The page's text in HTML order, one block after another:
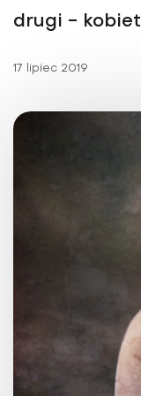
drugi -
17 lipiec 2019